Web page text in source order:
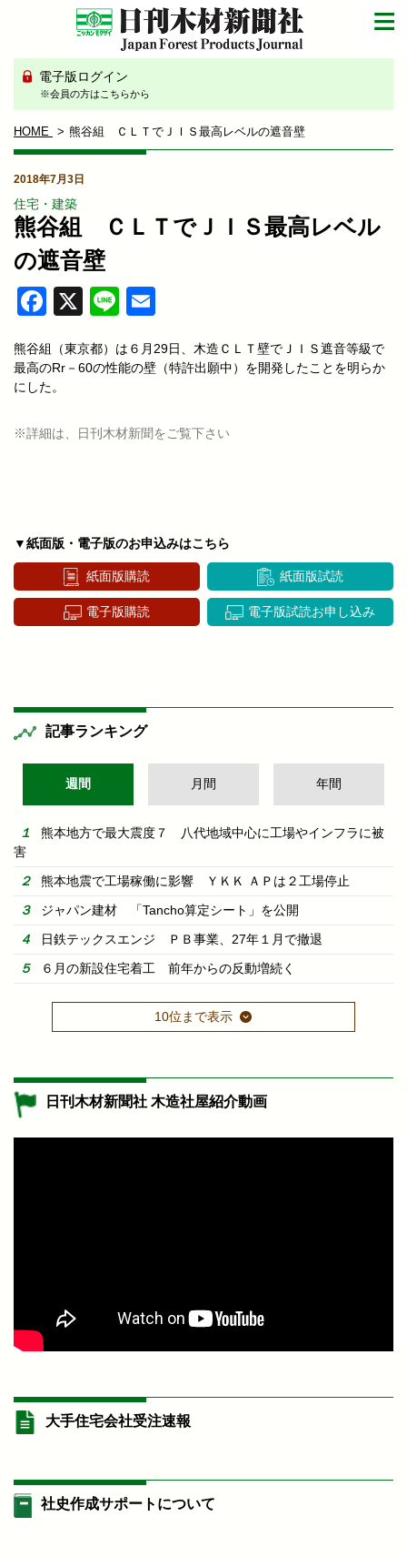
電子版ログイン
※会員の方はこちらから
HOME 熊谷組 ＣＬＴでＪＩＳ最高レベルの遮音壁
2018年7月3日
住宅・建築
熊谷組 ＣＬＴでＪＩＳ最高レベル
の遮音壁
Facebook
X Line
熊谷組（東京都）は６月29日、木造ＣＬＴ壁でＪＩＳ遮音等級で
最高のRr－60の性能の壁（特許出願中）を開発したことを明らか
にした。
※詳細は、日刊木材新聞をご覧下さい
▼紙面版・電子版のお申込みはこちら
紙面版購読 紙面版試読
電子版購読 電子版試読お申し込み
記事ランキング
週間 月間 年間
熊本地方で最大震度７ 八代地域中心に工場やインフラに被
害
熊本地震で工場稼働に影響 ＹＫＫ ＡＰは２工場停止
ジャパン建材 「Tancho算定シート」を公開
日鉄テックスエンジ ＰＢ事業、27年１月で撤退
６月の新設住宅着工 前年からの反動増続く
10位まで表示
日刊木材新聞社 木造社屋紹介動画
大手住宅会社受注速報
社史作成サポートについて